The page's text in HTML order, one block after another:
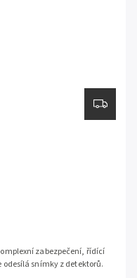
zabezpečení, řídící
odesílá snímky z detektorů.